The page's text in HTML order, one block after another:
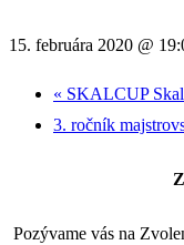
15. februára 2020 @
« SKALCUP
3. ročník
Pozývame vás na